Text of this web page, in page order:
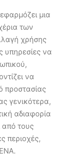
μια
των
χρήσης
υπηρεσίες να
να
προστασίας
γενικότερα,
αδιαφορία
από τους
περιοχές,